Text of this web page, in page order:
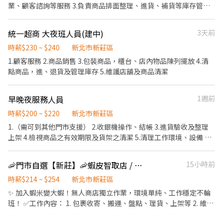
業、顧客諮詢等服務 3.負責商品排面整理、進貨、補貨等庫存管理
統一超商 大夜班人員(建中)
3天前
時薪$230 ~ $240
新北市新莊區
1.顧客服務 2.商品銷售 3.包裝商品，櫃台、店內物品陳列擺放 4.清
點商品，進、退貨及管理庫存 5.維護店舖及商品清潔
早晚夜服務人員
1週前
時薪$200 ~ $220
新北市新莊區
1.（需可到其他門市支援） 2.收銀機操作、結帳 3.進貨驗收及整理
上架 4.檢視商品之有效期限及貨架之清潔 5.清理工作環境、設備 環
🦐門市自選【新莊】🦐蝦皮智取店 / 免經驗、快速報到 💰時薪 214-254
15小時前
時薪$214 ~ $254
新北市新莊區
✨ 加入蝦米變大蝦！無人商店獨立作業，環境單純、工作穩定不輪
班！ ✅工作內容： 1. 包裹收寄、搬運、盤點、理貨、上架等 2. 維持